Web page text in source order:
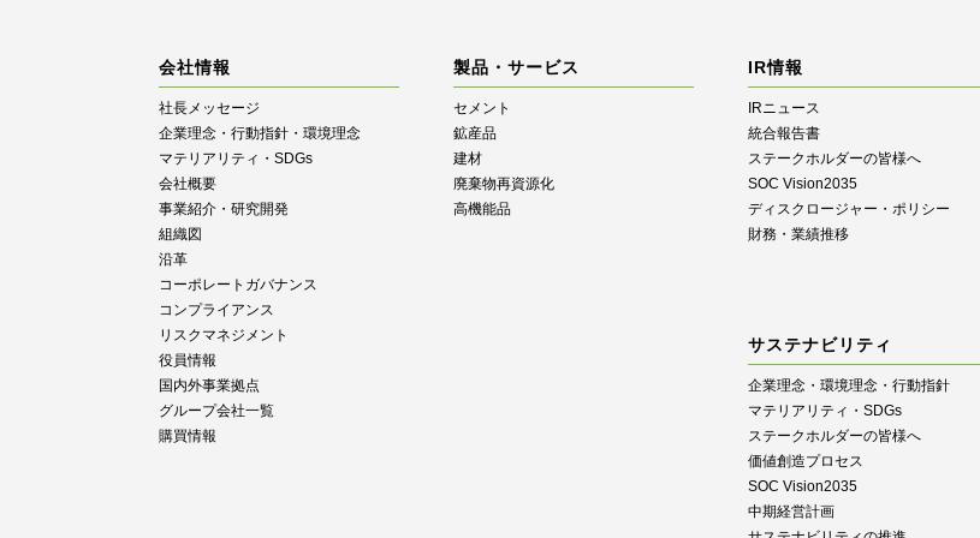
会社情報
社長メッセージ
企業理念・行動指針・環境理念
マテリアリティ・SDGs
会社概要
事業紹介・研究開発
組織図
沿革
コーポレートガバナンス
コンプライアンス
リスクマネジメント
役員情報
国内外事業拠点
グループ会社一覧
購買情報
製品・サービス
セメント
鉱産品
建材
廃棄物再資源化
高機能品
IR情報
IRニュース
統合報告書
ステークホルダーの皆様へ
SOC Vision2035
ディスクロージャー・ポリシー
財務・業績推移
サステナビリティ
企業理念・環境理念・行動指針
マテリアリティ・SDGs
ステークホルダーの皆様へ
価値創造プロセス
SOC Vision2035
中期経営計画